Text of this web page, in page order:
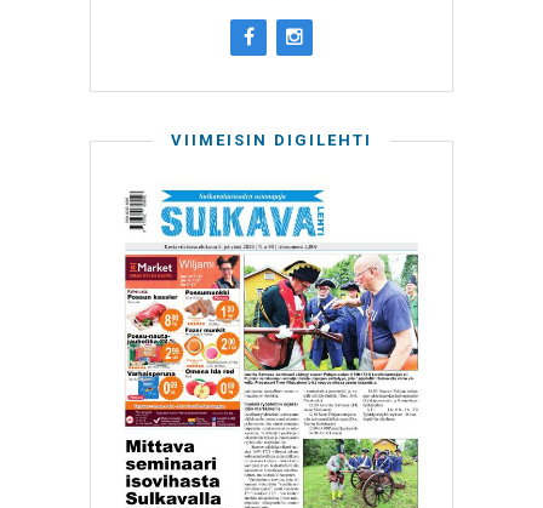
VIIMEISIN DIGILEHTI